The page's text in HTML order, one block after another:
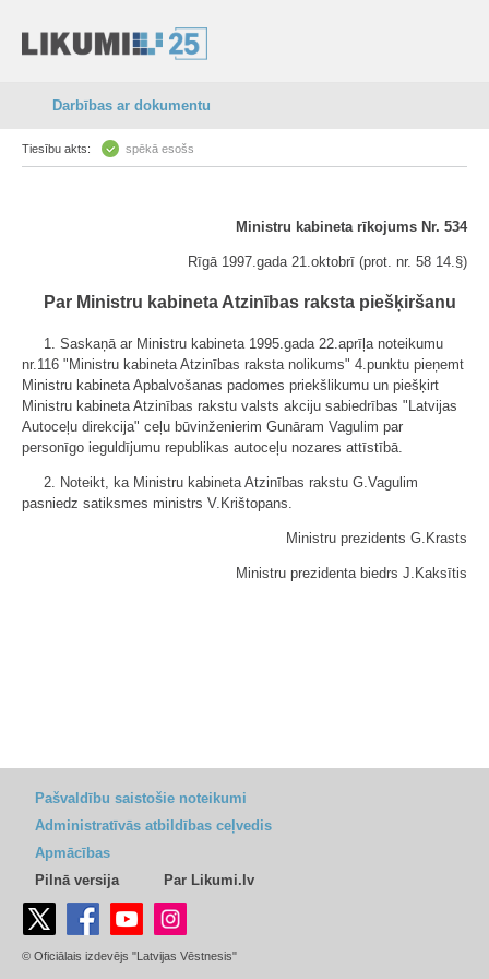
Darbības ar dokumentu
Tiesību akts: spēkā esošs
Ministru kabineta rīkojums Nr. 534
Rīgā 1997.gada 21.oktobrī (prot. nr. 58 14.§)
Par Ministru kabineta Atzinības raksta piešķiršanu
1. Saskaņā ar Ministru kabineta 1995.gada 22.aprīļa noteikumu
nr.116 "Ministru kabineta Atzinības raksta nolikums" 4.punktu pieņemt
Ministru kabineta Apbalvošanas padomes priekšlikumu un piešķirt
Ministru kabineta Atzinības rakstu valsts akciju sabiedrības "Latvijas
Autoceļu direkcija" ceļu būvinženierim Gunāram Vagulim par
personīgo ieguldījumu republikas autoceļu nozares attīstībā.
2. Noteikt, ka Ministru kabineta Atzinības rakstu G.Vagulim
pasniedz satiksmes ministrs V.Krištopans.
Ministru prezidents G.Krasts
Ministru prezidenta biedrs J.Kaksītis
Pašvaldību saistošie noteikumi
Administratīvās atbildības ceļvedis
Apmācības
Pilnā versija
Par Likumi.lv
© Oficiālais izdevējs "Latvijas Vēstnesis"